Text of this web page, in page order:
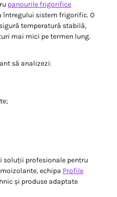
panourile frigorifice
întregului sistem frigorific. O
temperatură stabilă,
mai mici pe termen lung.
să analizezi:
soluții profesionale pentru
echipa Profile
și produse adaptate